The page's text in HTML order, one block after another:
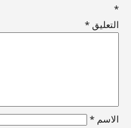
*
التعليق *
الاسم *